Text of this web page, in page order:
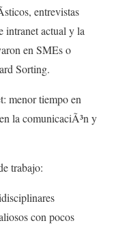
entrevistas
intranet actual y la
en SMEs o
Sorting.
menor tiempo en
la comunicaciÃ³n y
trabajo:
con pocos